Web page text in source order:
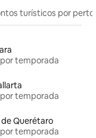
turísticos por perto
temporada
temporada
Querétaro
temporada